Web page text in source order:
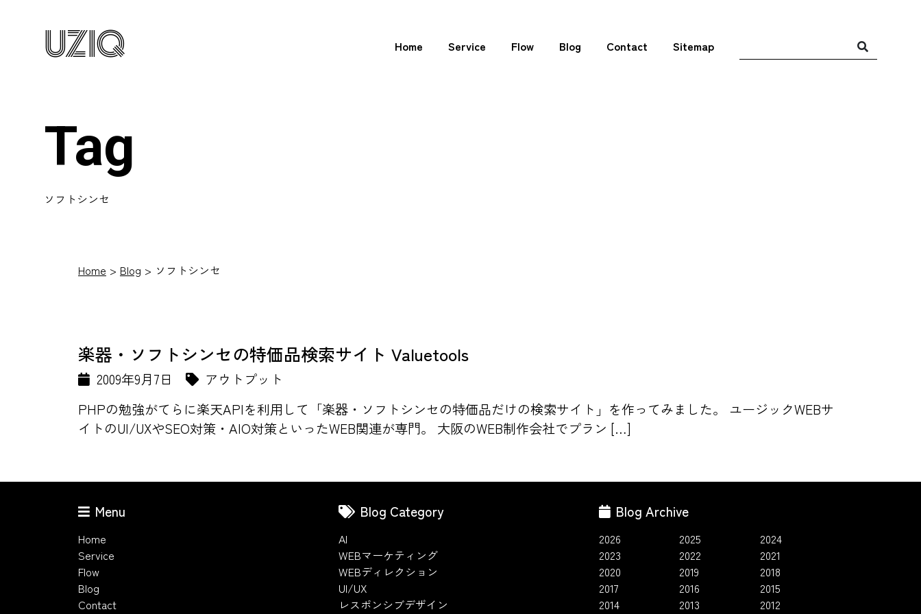
UZIQ Home Service Flow Blog Contact Sitemap
Tag
ソフトシンセ
Home Blog ソフトシンセ
楽器・ソフトシンセの特価品検索サイト Valuetools
2009年9月7日
アウトプット
PHPの勉強がてらに楽天APIを利用して「楽器・ソフトシンセの特価品だけの検索サイト」を作ってみました。 ユージックWEBサ
イトのUI/UXやSEO対策・AIO対策といったWEB関連が専門。 大阪のWEB制作会社でプラン […]
Menu
Home
Service
Flow
Blog
Contact
Blog Category
AI
WEBマーケティング
WEBディレクション
UI/UX
レスポンシブデザイン
Blog Archive
2026 2025
2024
2023
2022
2021
2020
2019
2018
2017
2016
2015
2014
2013
2012